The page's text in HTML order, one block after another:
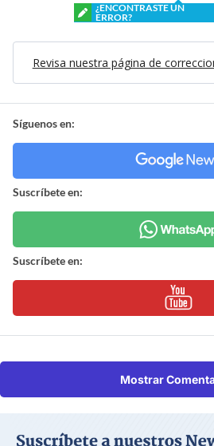
¿ENCONTRASTE UN
ERROR?
Revisa nuestra página de
Síguenos en:
Suscríbete en:
Suscríbete en:
Mostrar